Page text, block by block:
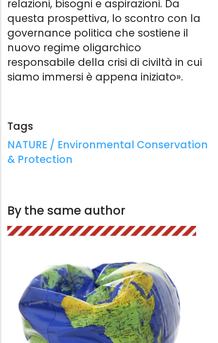
relazioni, bisogni e aspirazioni. Da
questa prospettiva, lo scontro con la
governance politica che sostiene il
nuovo regime oligarchico
responsabile della crisi di civiltà in cui
siamo immersi è appena iniziato».
Tags
Tags:
NATURE / Environmental Conservation
& Protection
By the same author
Come il capitalismo ha colonizzato
la Terra
Vandana Shiva
Kartikey Shiva
Gianni
Pannofino
Feltrinelli Editore
6.99 €
La mia lotta
più giusto
Lionel Astruc
11.99 €